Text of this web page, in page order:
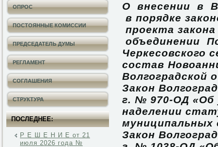
ОПРОС
ПОСТОЯННЫЕ КОМИССИИ
ПРЕДСЕДАТЕЛЬ ДУМЫ
РЕГЛАМЕНТ
СОГЛАШЕНИЯ
СТРУКТУРА
ПОСЛЕДНЕЕ:
Р Е Ш Е Н И Е от 21
июля 2026 года №
О внесении в
в порядке
проекта
объединении
Черкесовского
состав
Волгоградской
Закон
г. № 970-ОД «Об
наделении
муниципальных
Закон